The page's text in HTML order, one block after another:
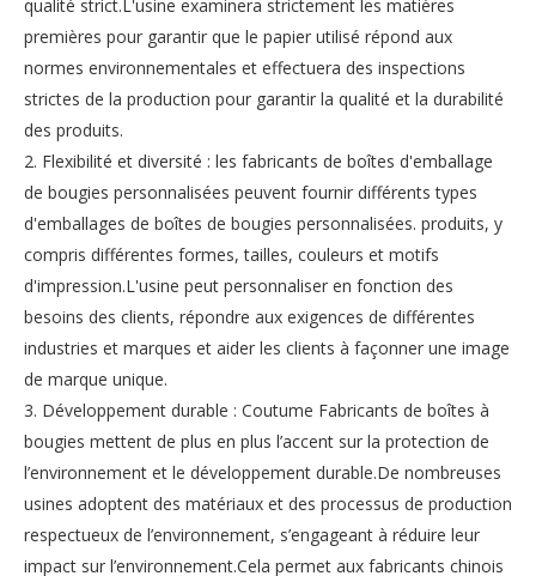
qualité strict.L'usine examinera strictement les matières
premières pour garantir que le papier utilisé répond aux
normes environnementales et effectuera des inspections
strictes de la production pour garantir la qualité et la durabilité
des produits.
2. Flexibilité et diversité : les fabricants de boîtes d'emballage
de bougies personnalisées peuvent fournir différents types
d'emballages de boîtes de bougies personnalisées. produits, y
compris différentes formes, tailles, couleurs et motifs
d'impression.L'usine peut personnaliser en fonction des
besoins des clients, répondre aux exigences de différentes
industries et marques et aider les clients à façonner une image
de marque unique.
3. Développement durable : Coutume Fabricants de boîtes à
bougies mettent de plus en plus l’accent sur la protection de
l’environnement et le développement durable.De nombreuses
usines adoptent des matériaux et des processus de production
respectueux de l’environnement, s’engageant à réduire leur
impact sur l’environnement.Cela permet aux fabricants chinois